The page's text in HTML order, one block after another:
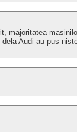
majoritatea
Audi au pus